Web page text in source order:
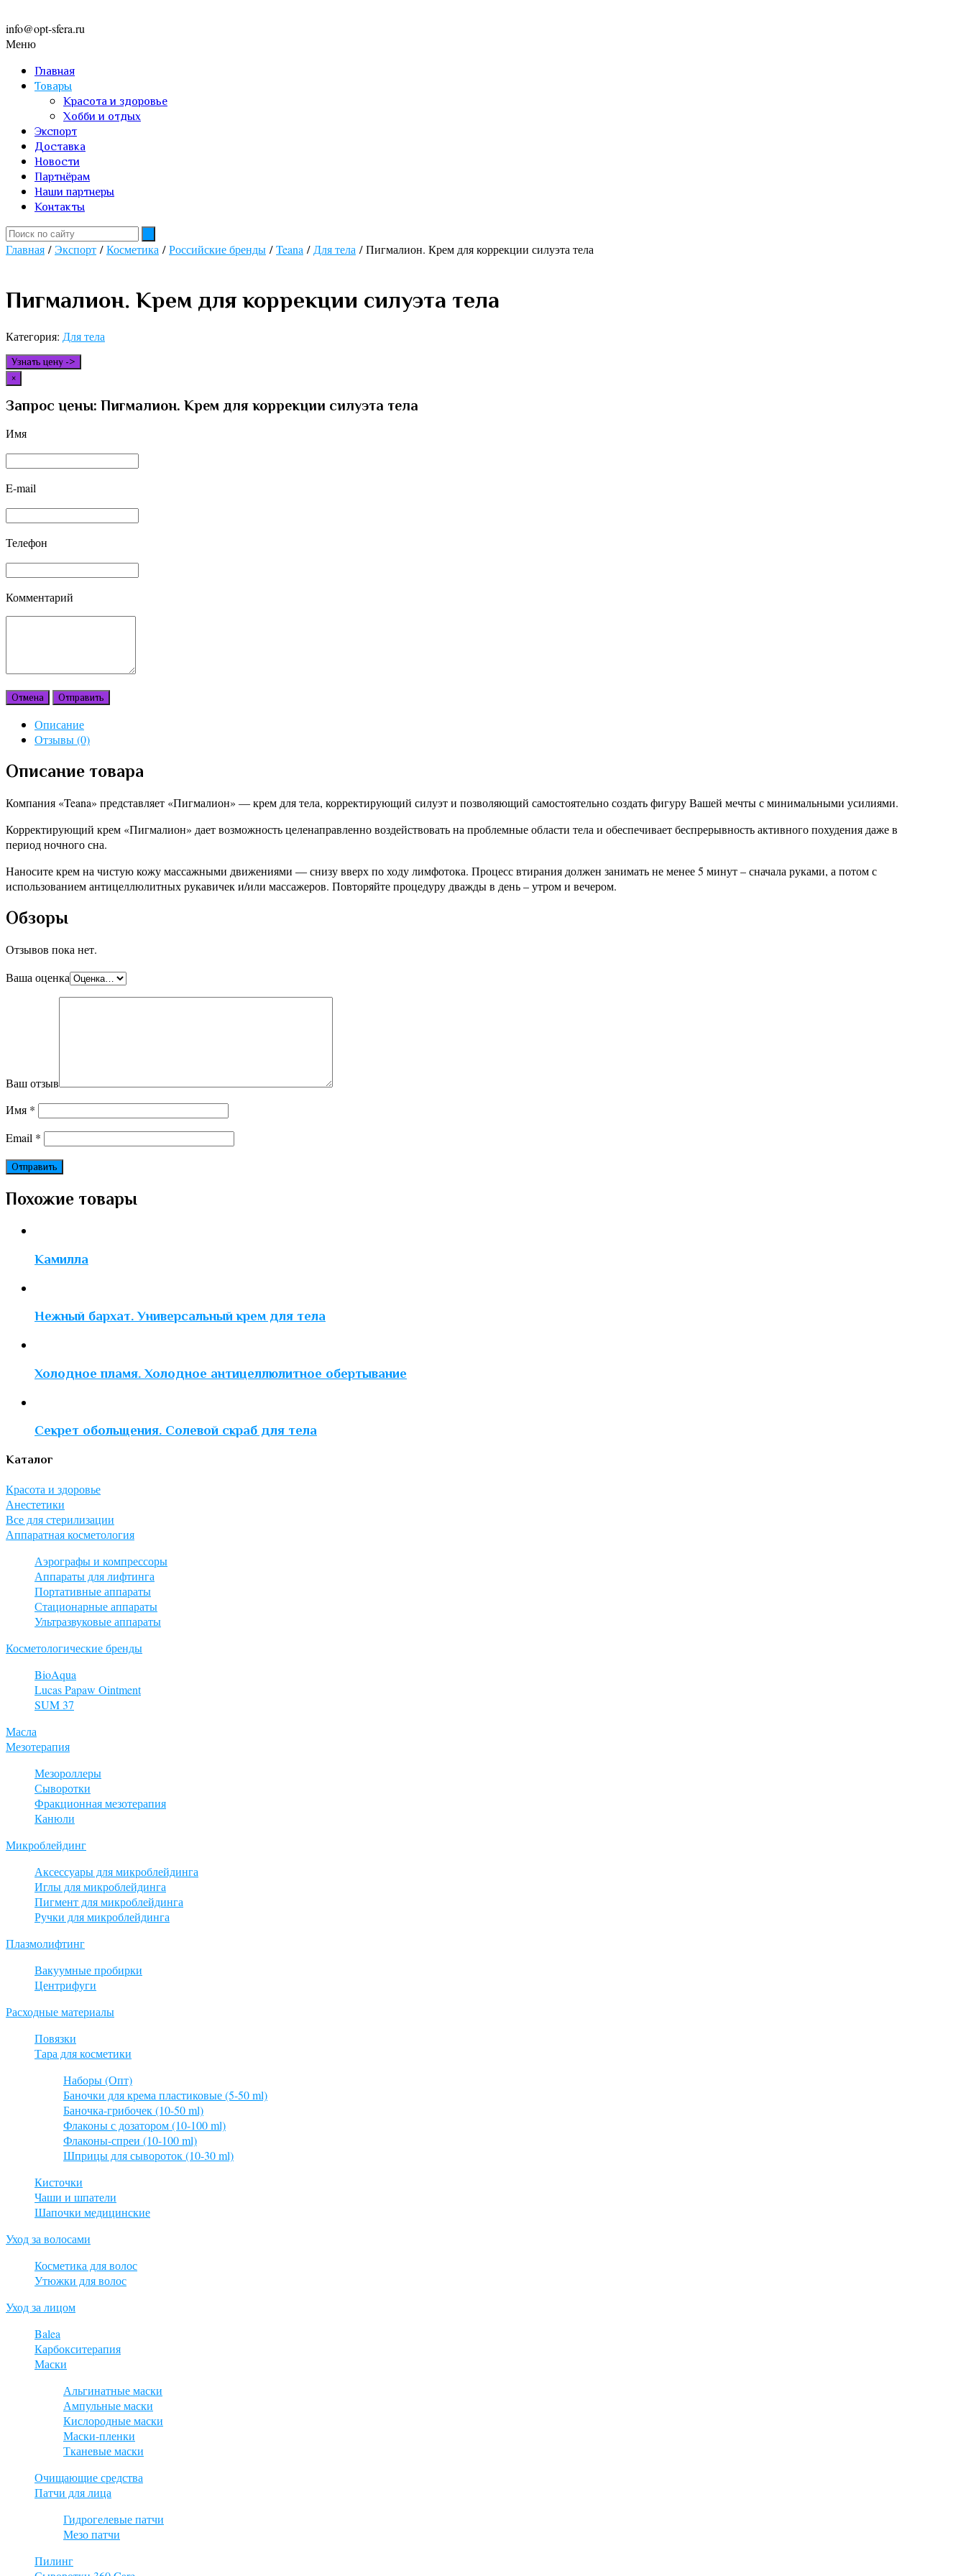
info@opt-sfera.ru
Меню
Главная
Товары
Красота и здоровье
Хобби и отдых
Экспорт
Доставка
Новости
Партнёрам
Наши партнеры
Контакты
Главная /Экспорт /Косметика /Российские бренды /Teana / Для тела / Пигмалион. Крем для коррекции силуэта тела
Пигмалион. Крем для коррекции силуэта тела
Категория: Для тела
Узнать цену ->
×
Запрос цены: Пигмалион. Крем для коррекции силуэта тела
Имя
E-mail
Телефон
Комментарий
Отмена Отправить
Описание
Отзывы (0)
Описание товара
Компания «Teana» представляет «Пигмалион» ― крем для тела, корректирующий силуэт и позволяющий самостоятельно создать фигуру Вашей мечты с минимальными усилиями.
Корректирующий крем «Пигмалион» дает возможность целенаправленно воздействовать на проблемные области тела и обеспечивает беспрерывность активного похудения даже в
период ночного сна.
Наносите крем на чистую кожу массажными движениями ― снизу вверх по ходу лимфотока. Процесс втирания должен занимать не менее 5 минут – сначала руками, а потом с
использованием антицеллюлитных рукавичек и/или массажеров. Повторяйте процедуру дважды в день – утром и вечером.
Обзоры
Отзывов пока нет.
Ваша оценка
Ваш отзыв
Имя *
Email *
Похожие товары
Камилла
Нежный бархат. Универсальный крем для тела
Холодное пламя. Холодное антицеллюлитное обертывание
Секрет обольщения. Солевой скраб для тела
Каталог
Красота и здоровье
Анестетики
Все для стерилизации
Аппаратная косметология
Аэрографы и компрессоры
Аппараты для лифтинга
Портативные аппараты
Стационарные аппараты
Ультразвуковые аппараты
Косметологические бренды
BioAqua
Lucas Papaw Ointment
SUM 37
Масла
Мезотерапия
Мезороллеры
Сыворотки
Фракционная мезотерапия
Канюли
Микроблейдинг
Аксессуары для микроблейдинга
Иглы для микроблейдинга
Пигмент для микроблейдинга
Ручки для микроблейдинга
Плазмолифтинг
Вакуумные пробирки
Центрифуги
Расходные материалы
Повязки
Тара для косметики
Наборы (Опт)
Баночки для крема пластиковые (5-50 ml)
Баночка-грибочек (10-50 ml)
Флаконы с дозатором (10-100 ml)
Флаконы-спреи (10-100 ml)
Шприцы для сывороток (10-30 ml)
Кисточки
Чаши и шпатели
Шапочки медицинские
Уход за волосами
Косметика для волос
Утюжки для волос
Уход за лицом
Balea
Карбокситерапия
Маски
Альгинатные маски
Ампульные маски
Кислородные маски
Маски-пленки
Тканевые маски
Очищающие средства
Патчи для лица
Гидрогелевые патчи
Мезо патчи
Пилинг